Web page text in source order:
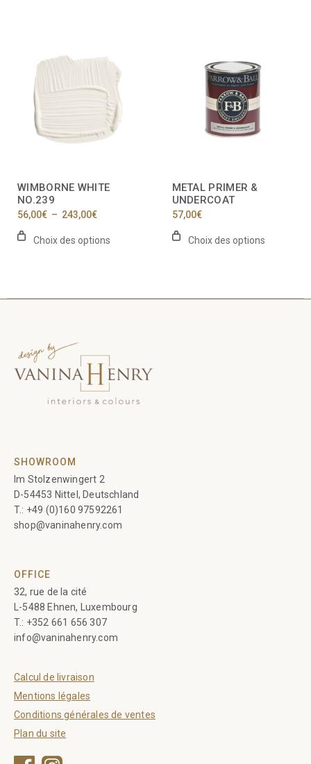
WIMBORNE WHITE
NO.239
56,00€ – 243,00€Plage
prix :
56,00€
Choix des options
variations.
options
peuvent
page
produit
METAL PRIMER &
UNDERCOAT
57,00€
Choix des options
plusieurs
variations.
page
produit
SHOWROOM
Im Stolzenwingert 2
D-54453 Nittel, Deutschland
T.: +49 (0)160 97592261
shop@vaninahenry.com
OFFICE
32, rue de la cité
L-5488 Ehnen, Luxembourg
T.: +352 661 656 307
info@vaninahenry.com
Calcul de livraison
Mentions légales
Conditions générales de ventes
Plan du site